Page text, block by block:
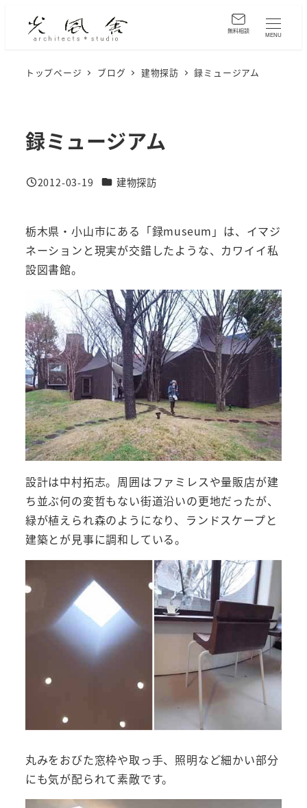
MENU
トップページ ブログ 建物探訪 録ミュージアム
録ミュージアム
投稿日
2012-03-19 カテゴリー
建物探訪
栃木県・小山市にある「録museum」は、イマジ
ネーションと現実が交錯したような、カワイイ私
設図書館。
設計は中村拓志。周囲はファミレスや量販店が建
ち並ぶ何の変哲もない街道沿いの更地だったが、
緑が植えられ森のようになり、ランドスケープと
建築とが見事に調和している。
丸みをおびた窓枠や取っ手、照明など細かい部分
にも気が配られて素敵です。
無料相談